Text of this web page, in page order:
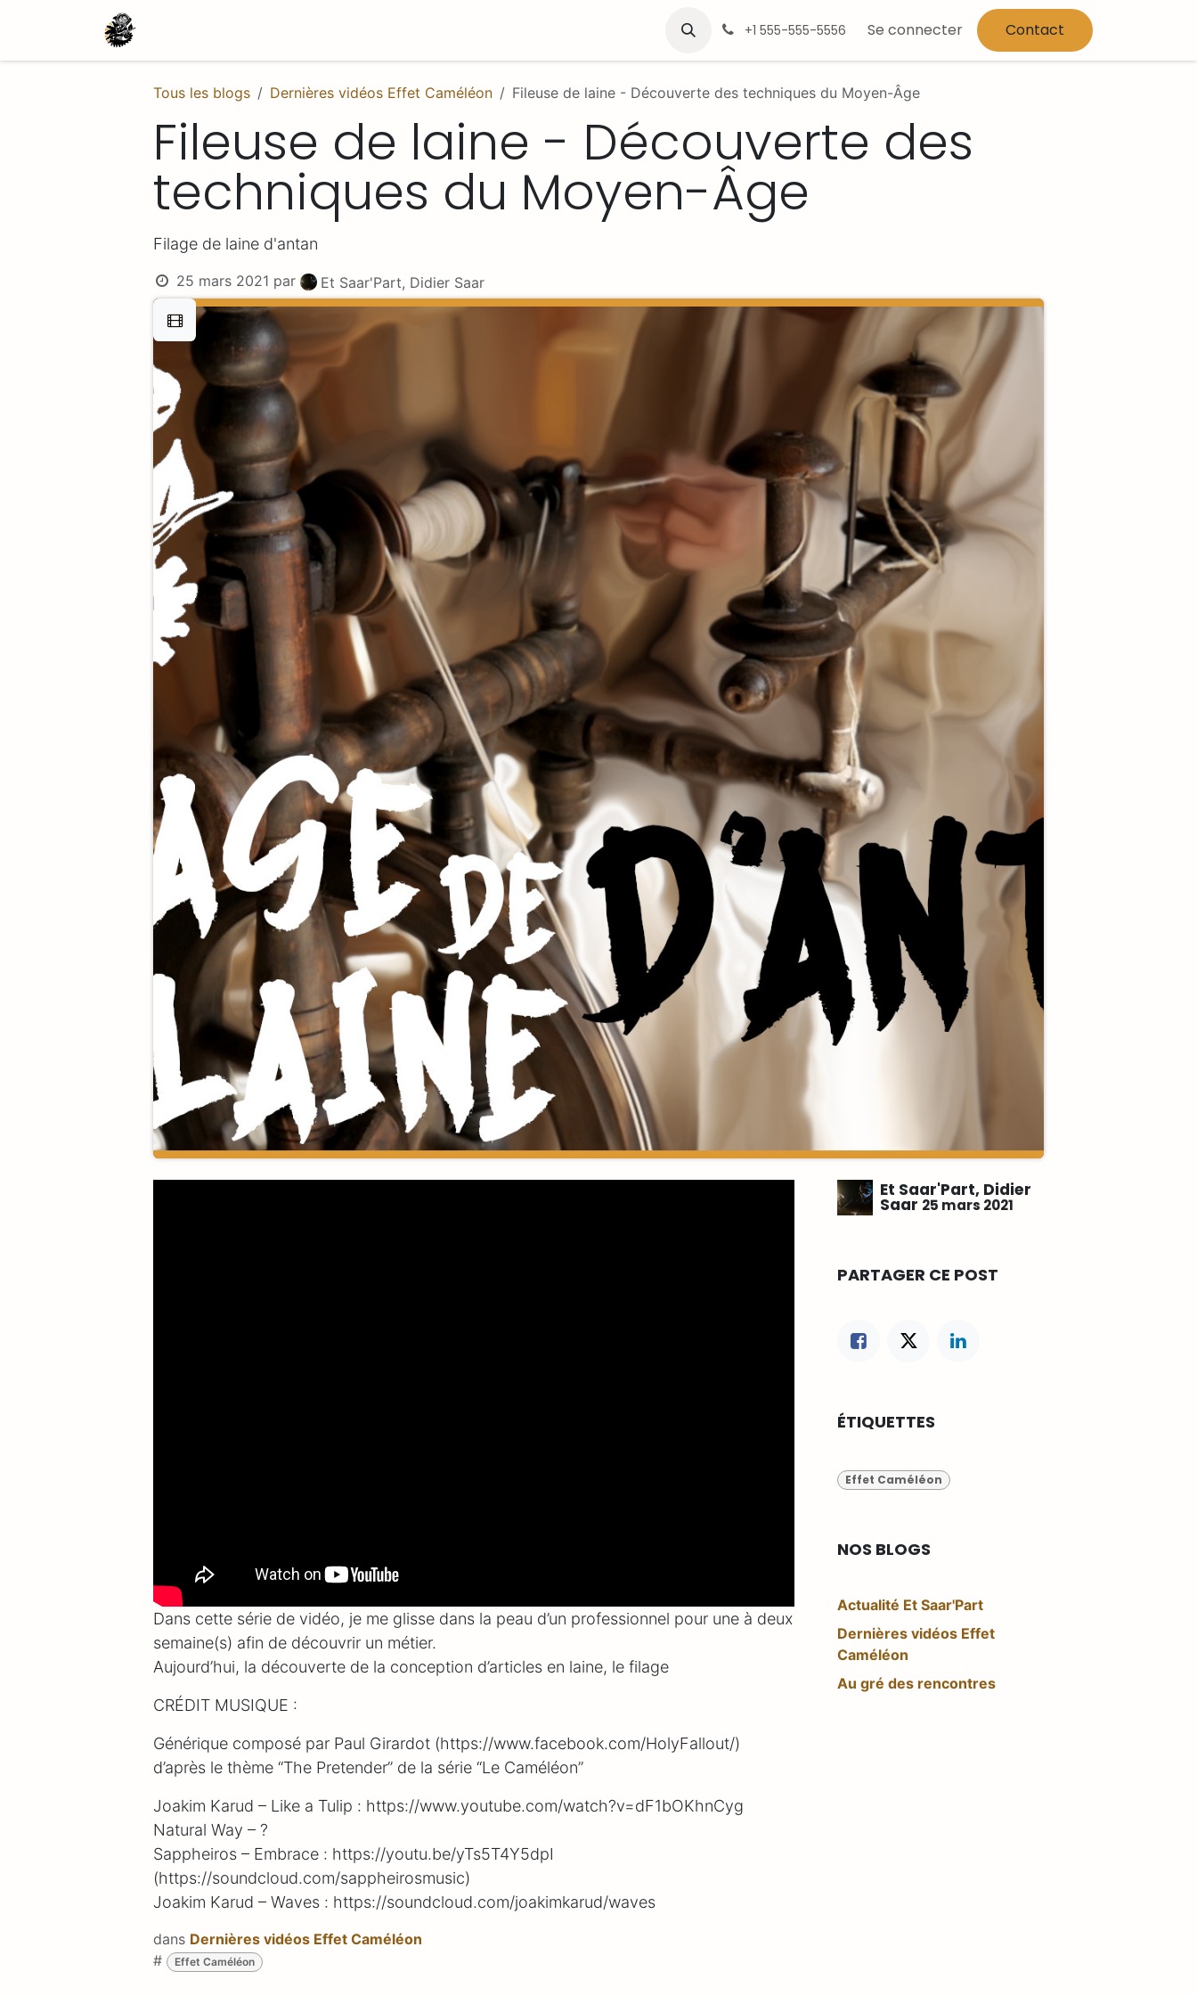
Se rendre au contenu
+1 555-555-5556 Se connecter Contact
Tous les blogs Dernières vidéos Effet Caméléon Fileuse de laine - Découverte des techniques du Moyen-Âge
Fileuse de laine - Découverte des
techniques du Moyen-Âge
Filage de laine d'antan
25 mars 2021 par Et Saar'Part, Didier Saar
Dans cette série de vidéo, je me glisse dans la peau d’un professionnel pour une à deux
semaine(s) afin de découvrir un métier.
Aujourd’hui, la découverte de la conception d’articles en laine, le filage
CRÉDIT MUSIQUE :
Générique composé par Paul Girardot (https://www.facebook.com/HolyFallout/)
d’après le thème “The Pretender” de la série “Le Caméléon”
Joakim Karud – Like a Tulip : https://www.youtube.com/watch?v=dF1bOKhnCyg
Natural Way – ?
Sappheiros – Embrace : https://youtu.be/yTs5T4Y5dpI​
(https://soundcloud.com/sappheirosmusic)
Joakim Karud – Waves : https://soundcloud.com/joakimkarud/waves
dans Dernières vidéos Effet Caméléon
#
Effet Caméléon
Et Saar'Part, Didier
Saar 25 mars 2021
PARTAGER CE POST
ÉTIQUETTES
Effet Caméléon
NOS BLOGS
Actualité Et Saar'Part
Dernières vidéos Effet
Caméléon
Au gré des rencontres